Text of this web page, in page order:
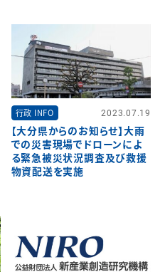
行政 INFO 2023.07.19
【大分県からのお知らせ】大雨
での災害現場でドローンによ
る緊急被災状況調査及び救援
物資配送を実施